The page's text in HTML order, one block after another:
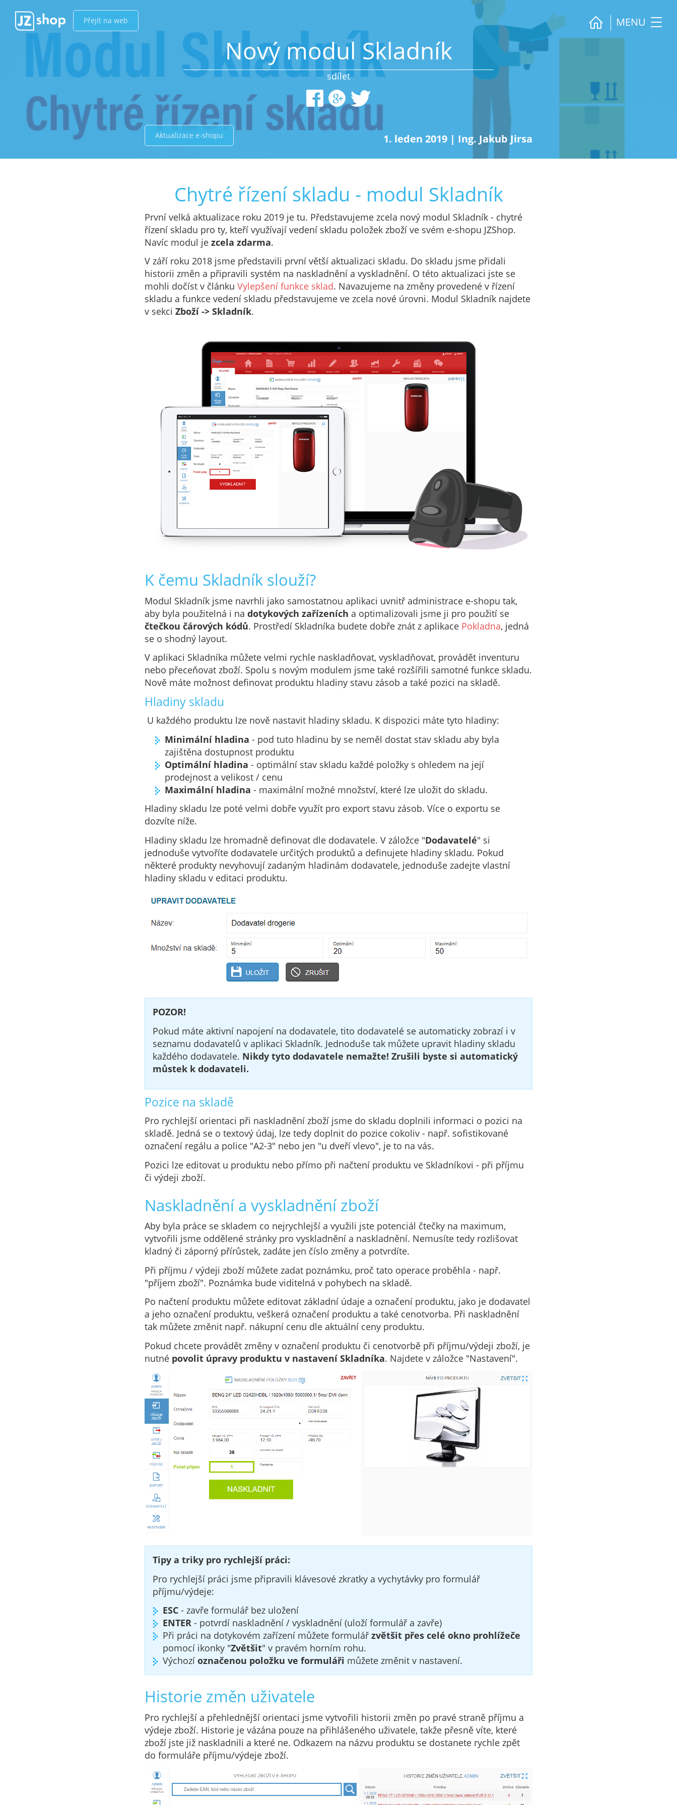
Přejít na web MENU
Nový modul Skladník
sdílet
Aktualizace e-shopu 1. leden 2019 | Ing. Jakub Jirsa
Chytré řízení skladu - modul Skladník
První velká aktualizace roku 2019 je tu. Představujeme zcela nový modul Skladník - chytré
řízení skladu pro ty, kteří využívají vedení skladu položek zboží ve svém e-shopu JZShop.
Navíc modul je zcela zdarma.
V září roku 2018 jsme představili první větší aktualizaci skladu. Do skladu jsme přidali
historii změn a připravili systém na naskladnění a vyskladnění. O této aktualizaci jste se
mohli dočíst v článku Vylepšení funkce sklad. Navazujeme na změny provedené v řízení
skladu a funkce vedení skladu představujeme ve zcela nové úrovni. Modul Skladník najdete
v sekci Zboží -> Skladník.
K čemu Skladník slouží?
Modul Skladník jsme navrhli jako samostatnou aplikaci uvnitř administrace e-shopu tak,
aby byla použitelná i na dotykových zařízeních a optimalizovali jsme ji pro použití se
čtečkou čárových kódů. Prostředí Skladníka budete dobře znát z aplikace Pokladna, jedná
se o shodný layout.
V aplikaci Skladníka můžete velmi rychle naskladňovat, vyskladňovat, provádět inventuru
nebo přeceňovat zboží. Spolu s novým modulem jsme také rozšířili samotné funkce skladu.
Nově máte možnost definovat produktu hladiny stavu zásob a také pozici na skladě.
Hladiny skladu
U každého produktu lze nově nastavit hladiny skladu. K dispozici máte tyto hladiny:
Minimální hladina - pod tuto hladinu by se neměl dostat stav skladu aby byla
zajištěna dostupnost produktu
Optimální hladina - optimální stav skladu každé položky s ohledem na její
prodejnost a velikost / cenu
Maximální hladina - maximální možné množství, které lze uložit do skladu.
Hladiny skladu lze poté velmi dobře využít pro export stavu zásob. Více o exportu se
dozvíte níže.
Hladiny skladu lze hromadně definovat dle dodavatele. V záložce "Dodavatelé" si
jednoduše vytvoříte dodavatele určitých produktů a definujete hladiny skladu. Pokud
některé produkty nevyhovují zadaným hladinám dodavatele, jednoduše zadejte vlastní
hladiny skladu v editaci produktu.
POZOR!
Pokud máte aktivní napojení na dodavatele, tito dodavatelé se automaticky zobrazí i v
seznamu dodavatelů v aplikaci Skladník. Jednoduše tak můžete upravit hladiny skladu
každého dodavatele. Nikdy tyto dodavatele nemažte! Zrušili byste si automatický
můstek k dodavateli.
Pozice na skladě
Pro rychlejší orientaci při naskladnění zboží jsme do skladu doplnili informaci o pozici na
skladě. Jedná se o textový údaj, lze tedy doplnit do pozice cokoliv - např. sofistikované
označení regálu a police "A2-3" nebo jen "u dveří vlevo", je to na vás.
Pozici lze editovat u produktu nebo přímo při načtení produktu ve Skladníkovi - při příjmu
či výdeji zboží.
Naskladnění a vyskladnění zboží
Aby byla práce se skladem co nejrychlejší a využili jste potenciál čtečky na maximum,
vytvořili jsme oddělené stránky pro vyskladnění a naskladnění. Nemusíte tedy rozlišovat
kladný či záporný přírůstek, zadáte jen číslo změny a potvrdíte.
Při příjmu / výdeji zboží můžete zadat poznámku, proč tato operace proběhla - např.
"příjem zboží". Poznámka bude viditelná v pohybech na skladě.
Po načtení produktu můžete editovat základní údaje a označení produktu, jako je dodavatel
a jeho označení produktu, veškerá označení produktu a také cenotvorba. Při naskladnění
tak můžete změnit např. nákupní cenu dle aktuální ceny produktu.
Pokud chcete provádět změny v označení produktu či cenotvorbě při příjmu/výdeji zboží, je
nutné povolit úpravy produktu v nastavení Skladníka. Najdete v záložce "Nastavení".
Tipy a triky pro rychlejší práci:
Pro rychlejší práci jsme připravili klávesové zkratky a vychytávky pro formulář
příjmu/výdeje:
ESC - zavře formulář bez uložení
ENTER - potvrdí naskladnění / vyskladnění (uloží formulář a zavře)
Při práci na dotykovém zařízení můžete formulář zvětšit přes celé okno prohlížeče
pomocí ikonky "Zvětšit" v pravém horním rohu.
Výchozí označenou položku ve formuláři můžete změnit v nastavení.
Historie změn uživatele
Pro rychlejší a přehlednější orientaci jsme vytvořili historii změn po pravé straně příjmu a
výdeje zboží. Historie je vázána pouze na přihlášeného uživatele, takže přesně víte, které
zboží jste již naskladnili a které ne. Odkazem na názvu produktu se dostanete rychle zpět
do formuláře příjmu/výdeje zboží.